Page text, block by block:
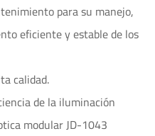
para su manejo,
eficiente y estable de los
calidad.
de la iluminación
modular JD-1043